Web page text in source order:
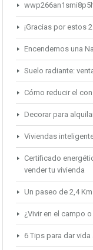
¡Gracias por estos
Encendemos una
Suelo radiante:
Cómo reducir el
Decorar para
Viviendas
Certificado
vender tu vivienda
Un paseo de 2,4
¿Vivir en el campo
6 Tips para dar vida